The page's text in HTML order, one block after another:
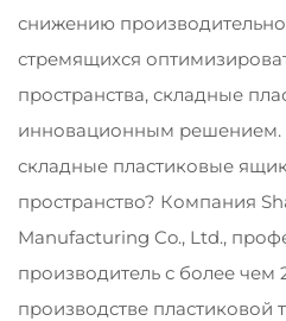
снижению
стремящихся
пространства, складные
инновационным решением.
складные пластиковые
пространство? Компания
Manufacturing Co., Ltd.,
производитель с более
производстве пластиковой